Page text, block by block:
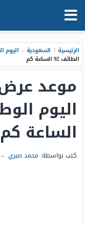
الرئيسية / السعودية ، اليوم
الطائف 92 الساعة كم
موعد
الساعة كم
كتب بواسطة: محمد صبري –